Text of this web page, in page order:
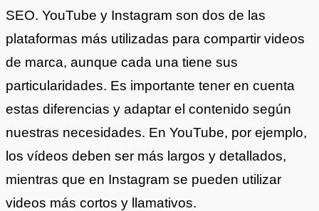
SEO. YouTube y Instagram son dos de las
plataformas más utilizadas para compartir videos
de marca, aunque cada una tiene sus
particularidades. Es importante tener en cuenta
estas diferencias y adaptar el contenido según
nuestras necesidades. En YouTube, por ejemplo,
los vídeos deben ser más largos y detallados,
mientras que en Instagram se pueden utilizar
videos más cortos y llamativos.